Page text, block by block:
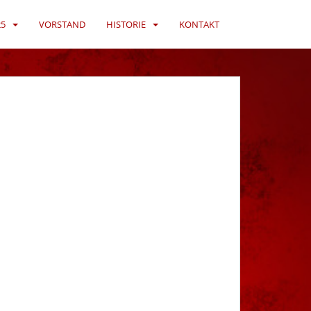
VORSTAND HISTORIE KONTAKT